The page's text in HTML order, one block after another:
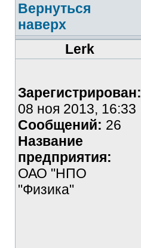
Вернуться
наверх
Lerk
Зарегистрирован:
08 ноя 2013, 16:33
Сообщений: 26
Название
предприятия:
ОАО "НПО
"Физика"